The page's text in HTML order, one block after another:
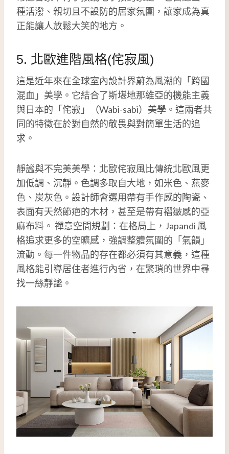
種活潑、親切且不設防的居家氛圍，讓家成為真
正能讓人放鬆大笑的地方。
5. 北歐進階風格(侘寂風)
這是近年來在全球室內設計界蔚為風潮的「跨國
混血」美學。它結合了斯堪地那維亞的機能主義
與日本的「侘寂」（Wabi-sabi）美學。這兩者共
同的特徵在於對自然的敬畏與對簡單生活的追
求。
靜謐與不完美美學：北歐侘寂風比傳統北歐風更
加低調、沉靜。色調多取自大地，如米色、燕麥
色、炭灰色。設計師會選用帶有手作感的陶瓷、
表面有天然節疤的木材，甚至是帶有褶皺感的亞
麻布料。 禪意空間規劃：在格局上，Japandi 風
格追求更多的空曠感，強調整體氛圍的「氣韻」
流動。每一件物品的存在都必須有其意義，這種
風格能引導居住者進行內省，在繁瑣的世界中尋
找一絲靜謐。